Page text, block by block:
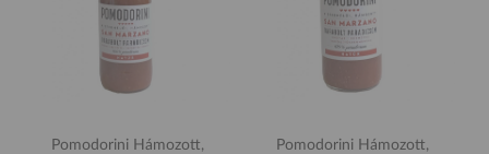
Pomodorini Hámozott,
Pomodorini Hámozott,